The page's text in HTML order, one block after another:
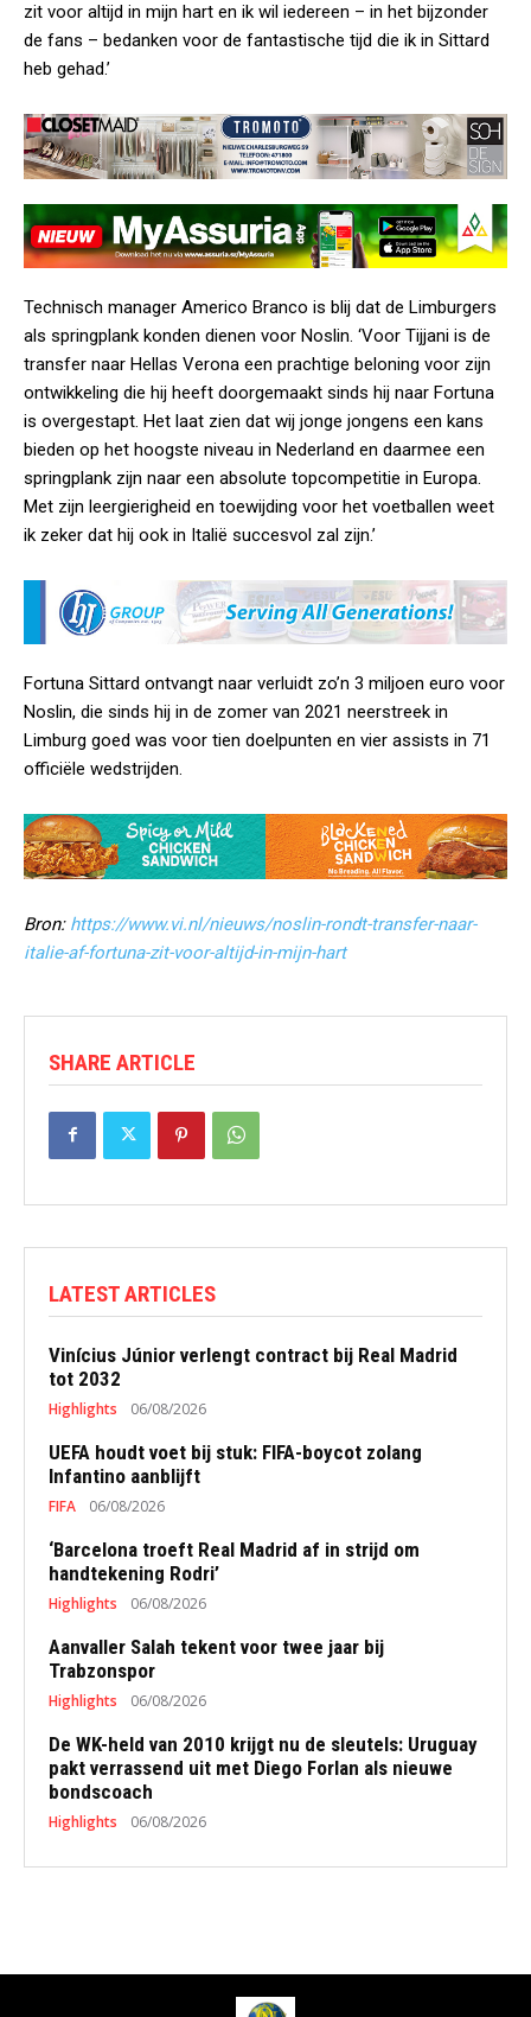
zit voor altijd in mijn hart en ik wil iedereen – in het bijzonder
de fans – bedanken voor de fantastische tijd die ik in Sittard
heb gehad.’
Technisch manager Americo Branco is blij dat de Limburgers
als springplank konden dienen voor Noslin. ‘Voor Tijjani is de
transfer naar Hellas Verona een prachtige beloning voor zijn
ontwikkeling die hij heeft doorgemaakt sinds hij naar Fortuna
is overgestapt. Het laat zien dat wij jonge jongens een kans
bieden op het hoogste niveau in Nederland en daarmee een
springplank zijn naar een absolute topcompetitie in Europa.
Met zijn leergierigheid en toewijding voor het voetballen weet
ik zeker dat hij ook in Italië succesvol zal zijn.’
Fortuna Sittard ontvangt naar verluidt zo’n 3 miljoen euro voor
Noslin, die sinds hij in de zomer van 2021 neerstreek in
Limburg goed was voor tien doelpunten en vier assists in 71
officiële wedstrijden.
Bron:https://www.vi.nl/nieuws/noslin-rondt-transfer-naar-
italie-af-fortuna-zit-voor-altijd-in-mijn-hart
SHARE ARTICLE
LATEST ARTICLES
Vinícius Júnior verlengt contract bij Real Madrid
tot 2032
Highlights 06/08/2026
UEFA houdt voet bij stuk: FIFA-boycot zolang
Infantino aanblijft
FIFA 06/08/2026
‘Barcelona troeft Real Madrid af in strijd om
handtekening Rodri’
Highlights 06/08/2026
Aanvaller Salah tekent voor twee jaar bij
Trabzonspor
Highlights 06/08/2026
De WK-held van 2010 krijgt nu de sleutels: Uruguay
pakt verrassend uit met Diego Forlan als nieuwe
bondscoach
Highlights 06/08/2026